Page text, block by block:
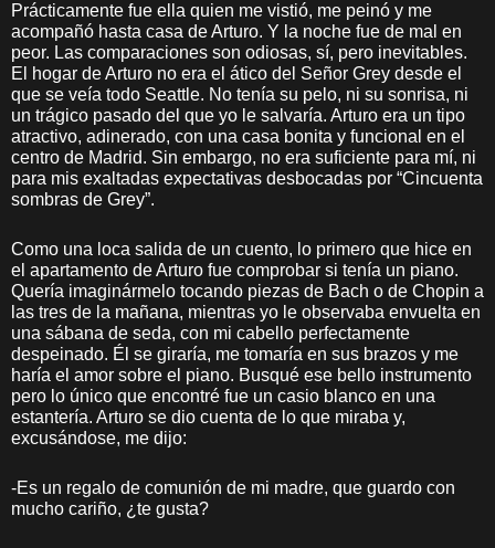
Prácticamente fue ella quien me vistió, me peinó y me
acompañó hasta casa de Arturo. Y la noche fue de mal en
peor. Las comparaciones son odiosas, sí, pero inevitables.
El hogar de Arturo no era el ático del Señor Grey desde el
que se veía todo Seattle. No tenía su pelo, ni su sonrisa, ni
un trágico pasado del que yo le salvaría. Arturo era un tipo
atractivo, adinerado, con una casa bonita y funcional en el
centro de Madrid. Sin embargo, no era suficiente para mí, ni
para mis exaltadas expectativas desbocadas por “Cincuenta
sombras de Grey”.
Como una loca salida de un cuento, lo primero que hice en
el apartamento de Arturo fue comprobar si tenía un piano.
Quería imaginármelo tocando piezas de Bach o de Chopin a
las tres de la mañana, mientras yo le observaba envuelta en
una sábana de seda, con mi cabello perfectamente
despeinado. Él se giraría, me tomaría en sus brazos y me
haría el amor sobre el piano. Busqué ese bello instrumento
pero lo único que encontré fue un casio blanco en una
estantería. Arturo se dio cuenta de lo que miraba y,
excusándose, me dijo:
-Es un regalo de comunión de mi madre, que guardo con
mucho cariño, ¿te gusta?